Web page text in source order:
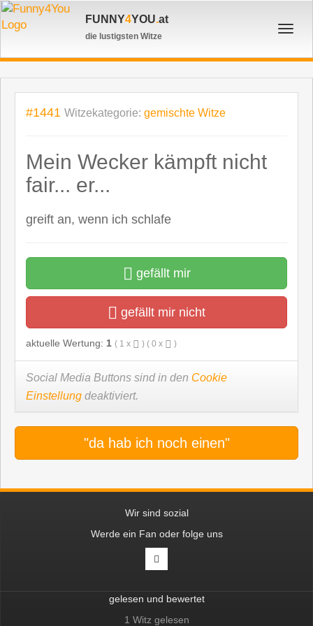
FUNNY4YOU.at
die lustigsten Witze
#1441 Witzekategorie: gemischte Witze
Mein Wecker kämpft nicht
fair... er...
greift an, wenn ich schlafe
gefällt mir
gefällt mir nicht
aktuelle Wertung: 1 ( 1 x ) ( 0 x )
Social Media Buttons sind in den Cookie
Einstellung deaktiviert.
"da hab ich noch einen"
Wir sind sozial
Werde ein Fan oder folge uns
gelesen und bewertet
1 Witz gelesen